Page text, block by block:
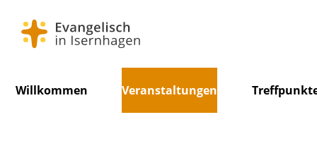
überspringen
Willkommen Veranstaltungen